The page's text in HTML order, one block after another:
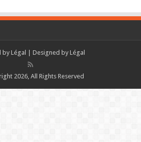
by Légal | Designed by Légal
2026, All Rights Reserved